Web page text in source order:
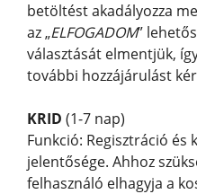
betöltést akadályozza
az „ELFOGADOM”
választását elmentjük,
további hozzájárulást
KRID (1-7 nap)
Funkció: Regisztráció és
jelentősége. Ahhoz
felhasználó elhagyja a